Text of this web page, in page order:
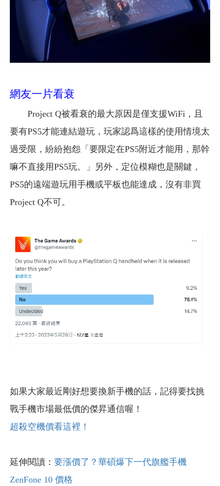
網友一片看衰
Project Q被看衰的最大原因是僅支援WiFi，且
要有PS5才能連結遊玩，玩家認爲這樣的使用情境太
過受限，紛紛抱怨「要限定在PS5附近才能用，那幹
嘛不直接用PS5玩。」另外，定位模糊也是關鍵，
PS5的遠端遊玩用手機或平板也能達成，沒有非買
Project Q不可。
如果大家最近剛好想要換新手機的話，記得要找挑
戰手機市場最低價的傑昇通信喔！
超殺空機價看這裡！
延伸閱讀： 要漲價了？華碩爆下一代旗艦手機
ZenFone 10 價格